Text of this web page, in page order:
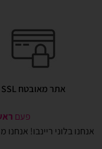
אתר מאובטח SSL
פעם
אנחנו בלוני ריינבו!